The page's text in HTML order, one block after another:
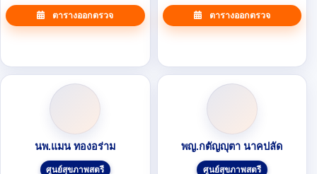
ตารางออกตรวจ ตารางออกตรวจ
นพ.แมน ทองอร่าม
ศูนย์สุขภาพสตรี
พญ.กตัญญุตา นาคปลัด
ศูนย์สุขภาพสตรี